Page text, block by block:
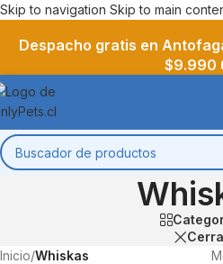
Skip to navigation Skip to main
Despacho gratis en
$9.990
Inicio/Whiskas